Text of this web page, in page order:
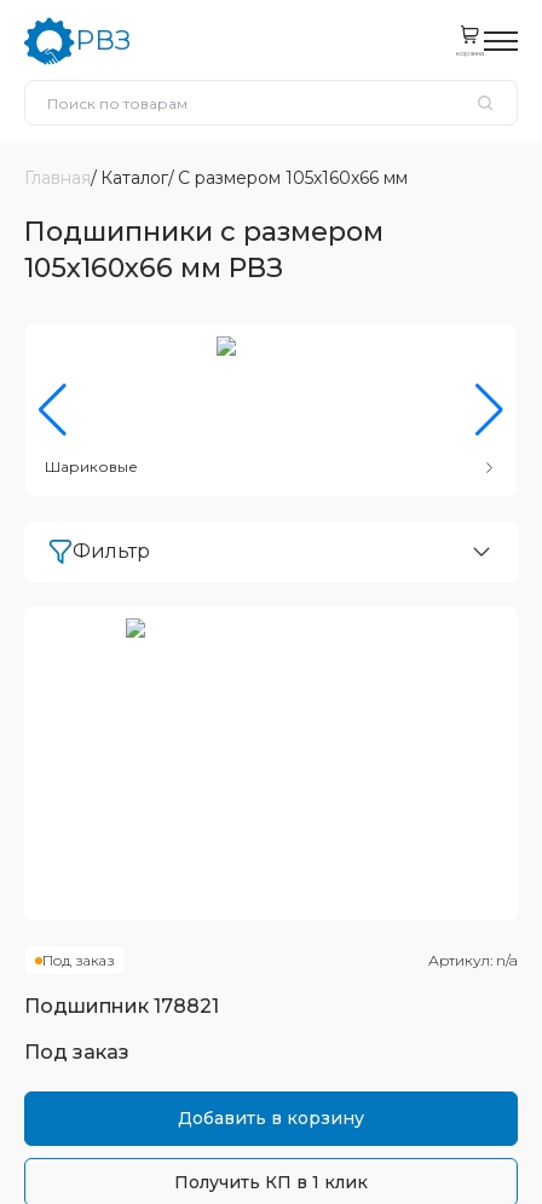
РВЗ корзина
Главная Каталог С размером 105x160x66 мм
Подшипники с размером
105x160x66 мм РВЗ
Шариковые
Фильтр
Под заказ Артикул: n/a
Подшипник 178821
Под заказ
Добавить в корзину
Получить КП в 1 клик